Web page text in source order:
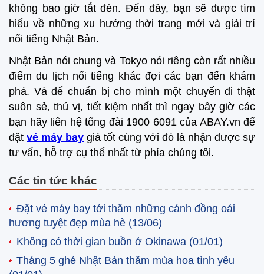
không bao giờ tắt đèn. Đến đây, bạn sẽ được tìm
hiểu về những xu hướng thời trang mới và giải trí
nổi tiếng Nhật Bản.
Nhật Bản nói chung và Tokyo nói riêng còn rất nhiều
điểm du lịch nổi tiếng khác đợi các bạn đến khám
phá. Và để chuẩn bị cho mình một chuyến đi thật
suôn sẻ, thú vị, tiết kiệm nhất thì ngay bây giờ các
bạn hãy liên hệ tổng đài 1900 6091 của ABAY.vn để
đặt vé máy bay giá tốt cùng với đó là nhận được sự
tư vấn, hỗ trợ cụ thể nhất từ phía chúng tôi.
Các tin tức khác
Đặt vé máy bay tới thăm những cánh đồng oải
hương tuyệt đẹp mùa hè (13/06)
Không có thời gian buồn ở Okinawa (01/01)
Tháng 5 ghé Nhật Bản thăm mùa hoa tình yêu